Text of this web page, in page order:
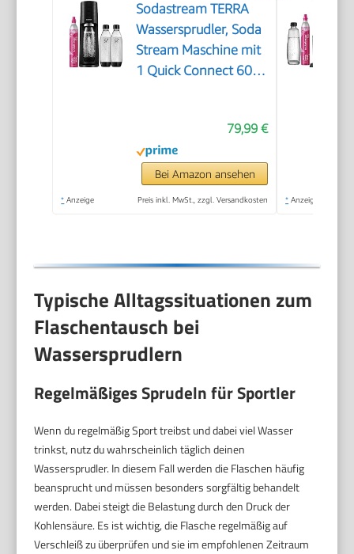
Sodastream TERRA
Wassersprudler, Soda
Stream Maschine mit
1 Quick Connect 60L
spülmaschinengeeignete
Kunststoff-
Sprudlerflaschen,
Höhe 44 cm, Schwarz
79,99 €
Bei Amazon ansehen
* Anzeige Preis inkl. MwSt., zzgl. Versandkosten * Anzeige
Typische Alltagssituationen zum
Flaschentausch bei
Wassersprudlern
Regelmäßiges Sprudeln für Sportler
Wenn du regelmäßig Sport treibst und dabei viel Wasser
trinkst, nutz du wahrscheinlich täglich deinen
Wassersprudler. In diesem Fall werden die Flaschen häufig
beansprucht und müssen besonders sorgfältig behandelt
werden. Dabei steigt die Belastung durch den Druck der
Kohlensäure. Es ist wichtig, die Flasche regelmäßig auf
Verschleiß zu überprüfen und sie im empfohlenen Zeitraum